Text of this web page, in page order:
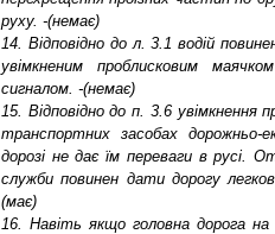
руху. -(немає)
14. Відповідно до л. 3.1 водій
увімкненим проблисковим
сигналом. -(немає)
15. Відповідно до п. 3.6 увімкнення
транспортних засобах дорожньо-
дорозі не дає їм переваги в русі.
служби повинен дати дорогу
(має)
16. Навіть якщо головна дорога на